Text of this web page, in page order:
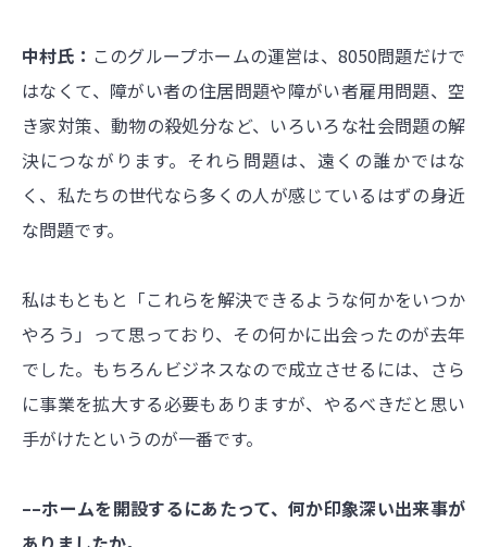
中村氏： このグループホームの運営は、8050問題だけで
はなくて、障がい者の住居問題や障がい者雇用問題、空
き家対策、動物の殺処分など、いろいろな社会問題の解
決につながります。それら問題は、遠くの誰かではな
く、私たちの世代なら多くの人が感じているはずの身近
な問題です。
私はもともと「これらを解決できるような何かをいつか
やろう」って思っており、その何かに出会ったのが去年
でした。もちろんビジネスなので成立させるには、さら
に事業を拡大する必要もありますが、やるべきだと思い
手がけたというのが一番です。
––ホームを開設するにあたって、何か印象深い出来事が